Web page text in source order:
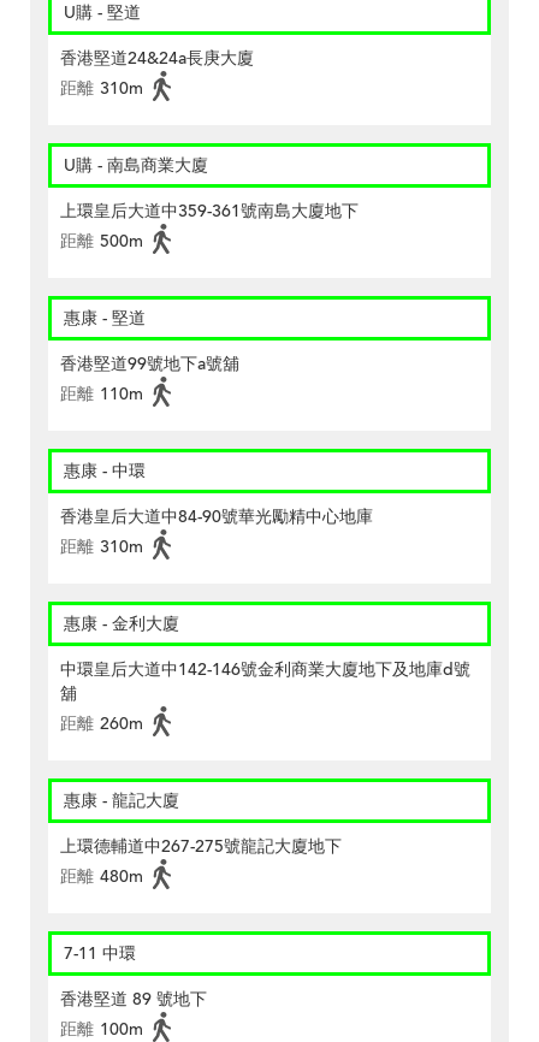
U購 - 堅道
香港堅道24&24a長庚大廈
距離 310m
U購 - 南島商業大廈
上環皇后大道中359-361號南島大廈地下
距離 500m
惠康 - 堅道
香港堅道99號地下a號舖
距離 110m
惠康 - 中環
香港皇后大道中84-90號華光勵精中心地庫
距離 310m
惠康 - 金利大廈
中環皇后大道中142-146號金利商業大廈地下及地庫d號
舖
距離 260m
惠康 - 龍記大廈
上環德輔道中267-275號龍記大廈地下
距離 480m
7-11 中環
香港堅道 89 號地下
距離 100m